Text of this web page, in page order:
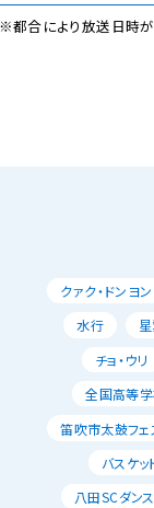
都合により放送日時が
クァク・ドンヨン
水行
チョ・ウリ
全国高等
笛吹市太鼓フェ
バスケッ
八田SCダン